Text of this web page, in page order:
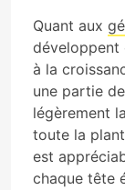
Quant aux
développent
à la
une partie
légèrement
toute la
est
chaque tête